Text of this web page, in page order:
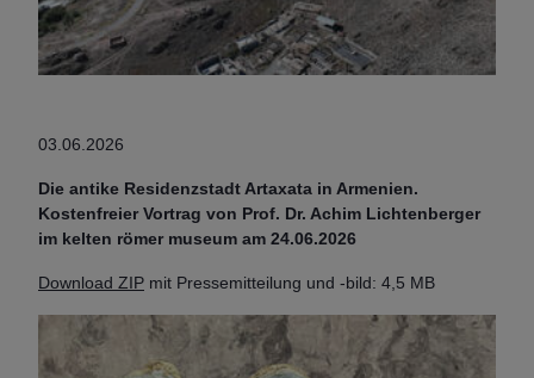
03.06.2026
Die antike Residenzstadt Artaxata in Armenien.
Kostenfreier Vortrag von Prof. Dr. Achim Lichtenberger
im kelten römer museum am 24.06.2026
Download ZIP mit Pressemitteilung und -bild: 4,5 MB